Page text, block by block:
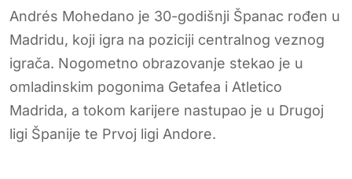
Andrés Mohedano je 30-godišnji Španac rođen u
Madridu, koji igra na poziciji centralnog veznog
igrača. Nogometno obrazovanje stekao je u
omladinskim pogonima Getafea i Atletico
Madrida, a tokom karijere nastupao je u Drugoj
ligi Španije te Prvoj ligi Andore.